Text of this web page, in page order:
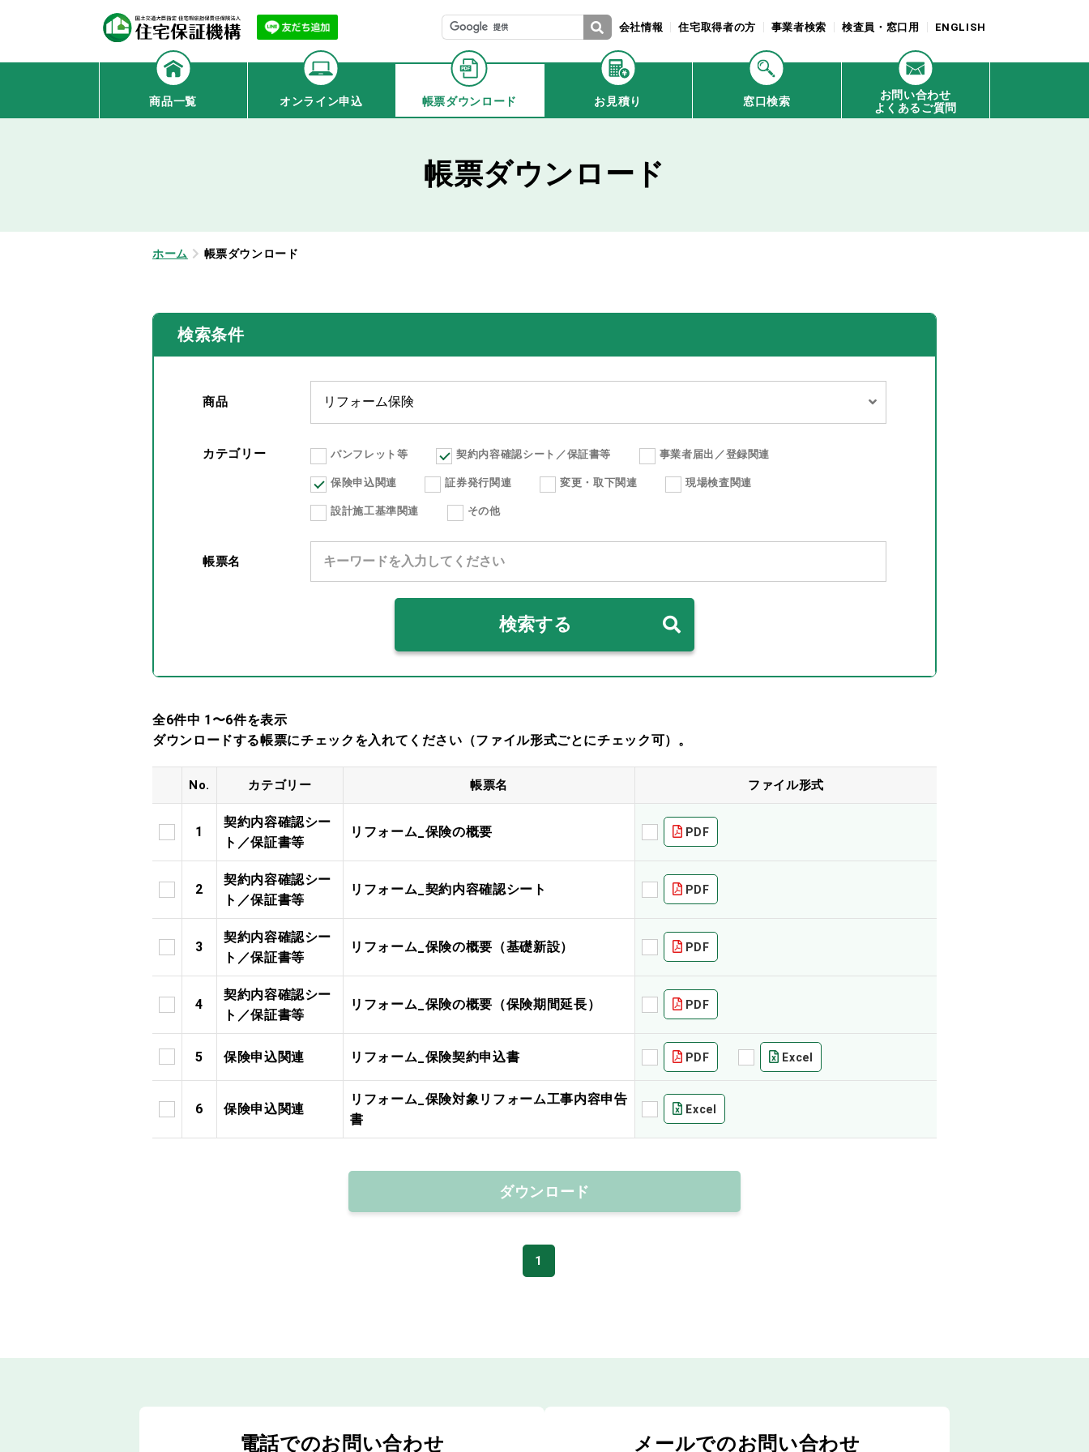
会社情報 住宅取得者の方 事業者検索 検査員・窓口用 ENGLISH
商品一覧 オンライン申込 帳票ダウンロード お見積り 窓口検索
お問い合わせ
よくあるご質問
帳票ダウンロード
ホーム 帳票ダウンロード
検索条件
商品
カテゴリー パンフレット等 契約内容確認シート／保証書等 事業者届出／登録関連
保険申込関連 証券発行関連 変更・取下関連 現場検査関連
設計施工基準関連 その他
帳票名
検索する
全6件中 1〜6件を表示
ダウンロードする帳票にチェックを入れてください（ファイル形式ごとにチェック可）。
No. カテゴリー 帳票名 ファイル形式
1
契約内容確認シー
ト／保証書等
リフォーム_保険の概要 PDF
2
契約内容確認シー
ト／保証書等
リフォーム_契約内容確認シート PDF
3
契約内容確認シー
ト／保証書等
リフォーム_保険の概要（基礎新設） PDF
4
契約内容確認シー
ト／保証書等
リフォーム_保険の概要（保険期間延長） PDF
5 保険申込関連 リフォーム_保険契約申込書 PDF Excel
6 保険申込関連
リフォーム_保険対象リフォーム工事内容申告
書
Excel
ダウンロード
1
電話でのお問い合わせ メールでのお問い合わせ